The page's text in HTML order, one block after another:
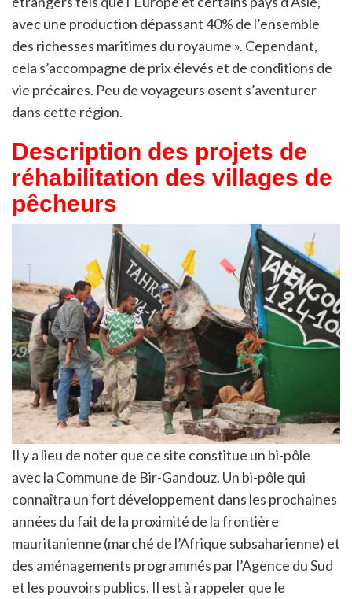
avec une production dépassant 40% de l’ensemble
des richesses maritimes du royaume ». Cependant,
cela s’accompagne de prix élevés et de conditions de
vie précaires. Peu de voyageurs osent s’aventurer
dans cette région.
Description des projets de
réhabilitation des villages de
pêcheurs
Il y a lieu de noter que ce site constitue un bi-pôle
avec la Commune de Bir-Gandouz. Un bi-pôle qui
connaîtra un fort développement dans les prochaines
années du fait de la proximité de la frontière
mauritanienne (marché de l’Afrique subsaharienne) et
des aménagements programmés par l’Agence du Sud
et les pouvoirs publics. Il est à rappeler que le